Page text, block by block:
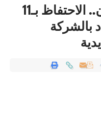
بينهم موظفون سامون.. الاحتفاظ بـ11